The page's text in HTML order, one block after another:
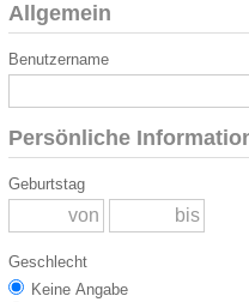
Allgemein
Benutzername
Persönliche
Geburtstag
Geschlecht
Keine Angabe